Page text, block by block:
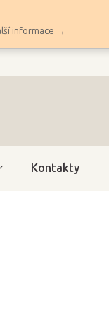
informace →
Kontakty